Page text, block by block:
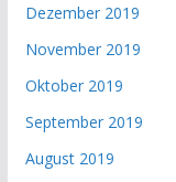
Dezember 2019
November 2019
Oktober 2019
September 2019
August 2019